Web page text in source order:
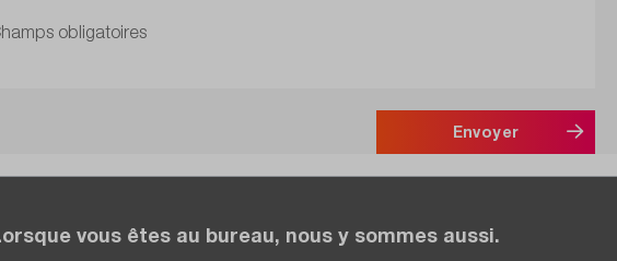
obligatoires
Envoyer
vous êtes au bureau, nous y sommes aussi.